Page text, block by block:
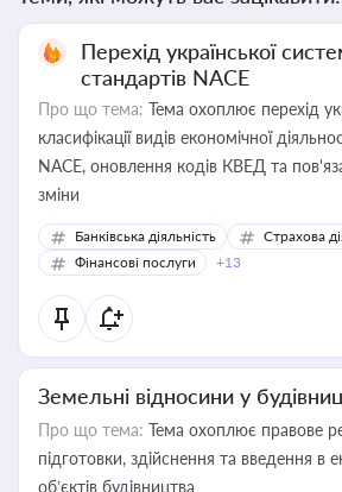
Перехід української
стандартів NACE
Про що тема: Тема охоплює перехід
класифікації видів економічної
NACE, оновлення кодів КВЕД та
зміни
Банківська діяльність
Страхова
Фінансові послуги
+13
Земельні відносини у
Про що тема: Тема охоплює правове
підготовки, здійснення та введення в
об’єктів будівництва